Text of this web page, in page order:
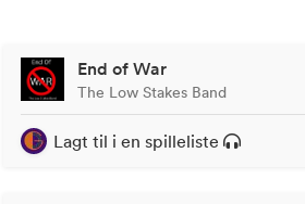
End of War
The Low Stakes Band
Lagt til i en spilleliste